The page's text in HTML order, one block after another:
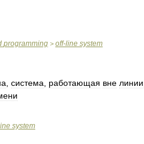
programming > off-line system
система работающая вне линии
system